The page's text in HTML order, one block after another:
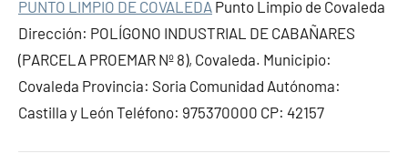
PUNTO LIMPIO DE COVALEDA Punto Limpio de Covaleda
Dirección: POLÍGONO INDUSTRIAL DE CABAÑARES
(PARCELA PROEMAR Nº 8), Covaleda. Municipio:
Covaleda Provincia: Soria Comunidad Autónoma:
Castilla y León Teléfono: 975370000 CP: 42157